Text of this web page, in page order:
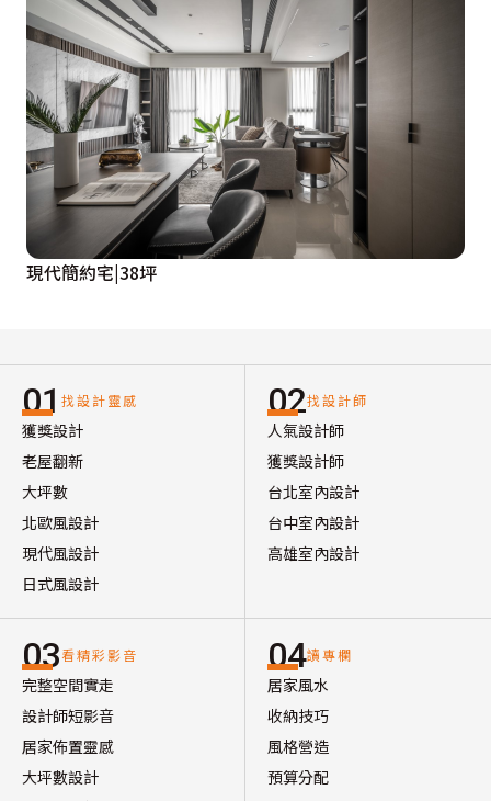
現代簡約宅|38坪
01 找設計靈感
獲獎設計
老屋翻新
大坪數
北歐風設計
現代風設計
日式風設計
02找設計師
人氣設計師
獲獎設計師
台北室內設計
台中室內設計
高雄室內設計
03看精彩影音
完整空間實走
設計師短影音
居家佈置靈感
大坪數設計
04讀專欄
居家風水
收納技巧
風格營造
預算分配